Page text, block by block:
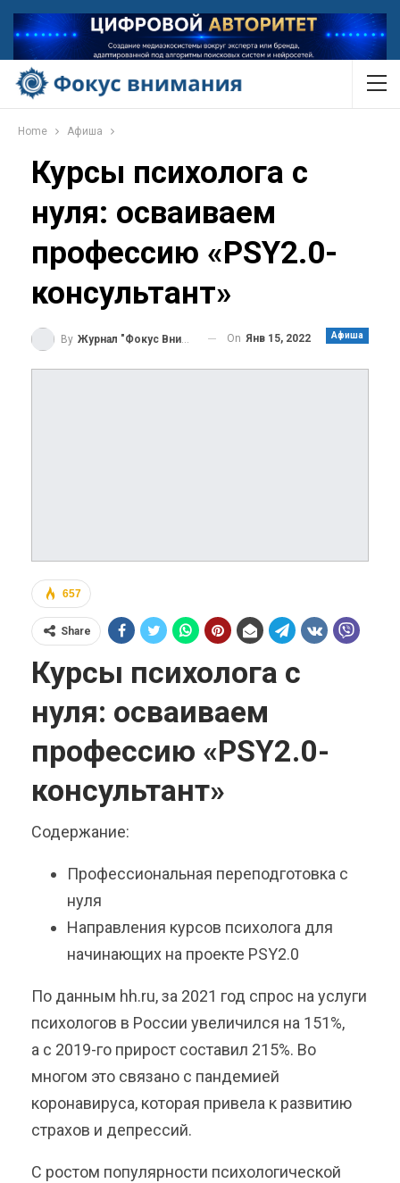
Home Афиша
Курсы психолога с
нуля: осваиваем
профессию «PSY2.0-
консультант»
Афиша
By Журнал "Фокус Внимания" On Янв 15, 2022
657
Share
Курсы психолога с
нуля: осваиваем
профессию «PSY2.0-
консультант»
Содержание:
Профессиональная переподготовка с
нуля
Направления курсов психолога для
начинающих на проекте PSY2.0
По данным hh.ru, за 2021 год спрос на услуги
психологов в России увеличился на 151%,
а с 2019-го прирост составил 215%. Во
многом это связано с пандемией
коронавируса, которая привела к развитию
страхов и депрессий.
С ростом популярности психологической